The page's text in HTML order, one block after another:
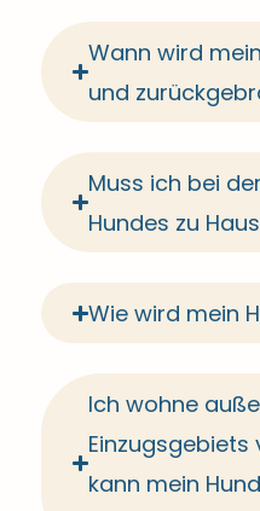
Wann wird
und
Muss ich bei
Hundes zu
Wie wird mein
Ich wohne
Einzugsgebiets
kann mein